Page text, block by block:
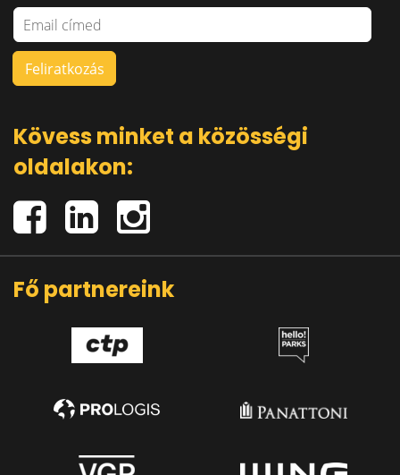
Kövess minket a közösségi
oldalakon:
Fő partnereink